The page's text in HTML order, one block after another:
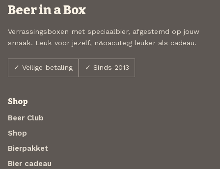
Beer in a Box
Verrassingsboxen met speciaalbier, afgestemd op jouw
smaak. Leuk voor jezelf, n&oacute;g leuker als cadeau.
✓ Veilige betaling ✓ Sinds 2013
Shop
Beer Club
Shop
Bierpakket
Bier cadeau